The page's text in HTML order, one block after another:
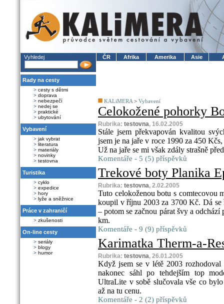
Vyhledej
Rady na cesty
> cesty s dětmi
> doprava
> nebezpečí
> nedej se
> praktické
> ubytování
Vybavení
> jak vybrat
> literatura
> materiály
> novinky
> testovna
Turistika
> cyklo
> expedice
> hory
> lyže a sněžnice
Práce v zahraničí
> zkušenosti
On-line cesty
> seriály
> blogy
> humor
ČR Afrika Amerika Asie
KALiMERA > Vybavení
Celokožené pohorky
Rubrika: testovna, 16.02.2005
Stále jsem překvapován kvalitou
jsem je na jaře v roce 1990 za 450
Už na jaře se mi však zdály strašně
Komentáře - 5 (5) příspěvků
Trekové boty Planika
Rubrika: testovna, 2.02.2005
Tuto celokoženou botu s comtecovou
koupil v říjnu 2003 za 3700 Kč. Dá
– potom se začnou párat švy a
km.
Komentáře - 9 (9) příspěvků
Karimatka Therm-a-
Rubrika: testovna, 26.01.2005
Když jsem se v létě 2003
nakonec sáhl po tehdejším top
UltraLite v sobě slučovala vše co
až na tu cenu.
Komentáře - 2 (2) příspěvků